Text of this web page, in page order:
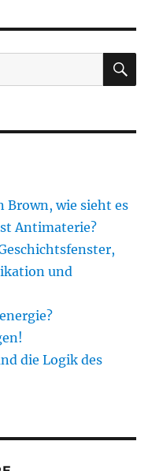
Brown, wie sieht es
Antimaterie?
und
die Logik des